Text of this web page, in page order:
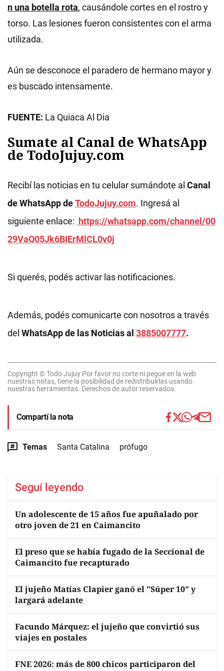
n una botella rota, causándole cortes en el rostro y
torso. Las lesiones fueron consistentes con el arma
utilizada.
Aún se desconoce el paradero de hermano mayor y
es buscado intensamente.
FUENTE: La Quiaca Al Dia
Sumate al Canal de WhatsApp
de TodoJujuy.com
Recibí las noticias en tu celular sumándote al Canal
de WhatsApp deTodoJujuy.com. Ingresá al
siguiente enlace: https://whatsapp.com/channel/00
29VaQ05Jk6BIErMlCL0v0j
Si querés, podés activar las notificaciones.
Además, podés comunicarte con nosotros a través
del WhatsApp de las Noticias al 3885007777.
Copyright © Todo Jujuy Por favor no corte ni pegue en la web
nuestras notas, tiene la posibilidad de redistribuirlas usando
nuestras herramientas. Derechos de autor reservados.
Compartí la nota
Temas Santa Catalina prófugo
Seguí leyendo
Un adolescente de 15 años fue apuñalado por
otro joven de 21 en Caimancito
El preso que se había fugado de la Seccional de
Caimancito fue recapturado
El jujeño Matías Clapier ganó el "Súper 10" y
largará adelante
Facundo Márquez: el jujeño que convirtió sus
viajes en postales
FNE 2026: más de 800 chicos participaron del